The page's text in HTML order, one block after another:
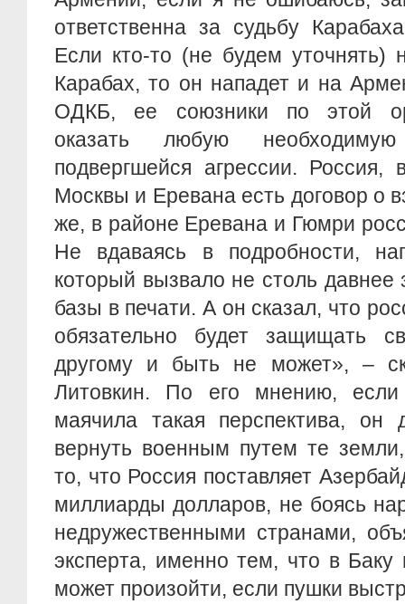
ответственна за судьбу
Если кто-то (не будем уточнять)
Карабах, то он нападет и на
ОДКБ, ее союзники по этой
оказать любую
подвергшейся агрессии.
Москвы и Еревана есть договор о
же, в районе Еревана и Гюмри
Не вдаваясь в подробности,
который вызвало не столь давнее
базы в печати. А он сказал, что
обязательно будет защищать
другому и быть не может», –
Литовкин. По его мнению,
маячила такая перспектива, он
вернуть военным путем те
то, что Россия поставляет
миллиарды долларов, не боясь
недружественными странами,
эксперта, именно тем, что в Баку
может произойти, если пушки